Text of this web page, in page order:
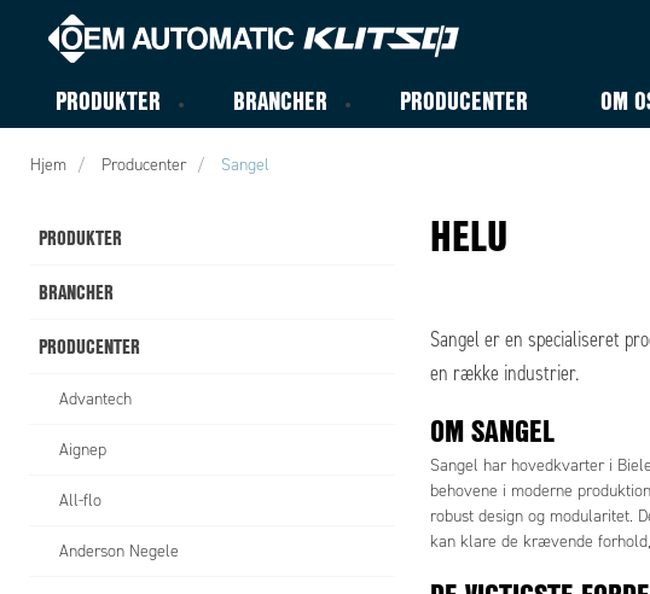
PRODUKTER BRANCHER PRODUCENTER OM
Hjem Producenter Sangel
PRODUKTER
BRANCHER
PRODUCENTER
Advantech
Aignep
All-flo
Anderson Negele
HELU
Sangel er en specialiseret
en række industrier.
OM SANGEL
Sangel har hovedkvarter i
behovene i moderne
robust design og modularitet.
kan klare de krævende